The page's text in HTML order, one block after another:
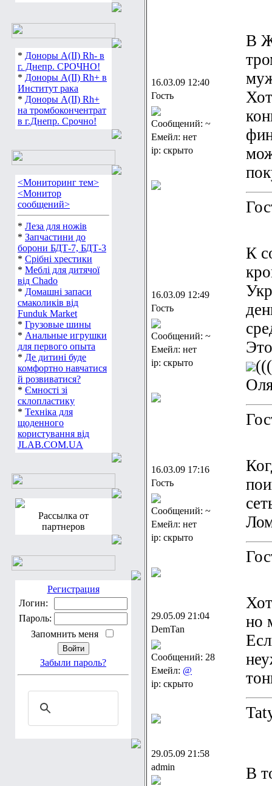
* Доноры А(ІІ) Rh- в
г. Днепр. СРОЧНО!
* Доноры А(ІІ) Rh+ в
Институт рака
* Доноры А(ІІ) Rh+
на тромбокончентрат
в г.Днепр. Срочно!
<Мониторинг тем>
<Монитор
сообщений>
* Леза для ножів
* Запчастини до
борони БДТ-7, БДТ-3
* Срібні хрестики
* Меблі для дитячої
від Chado
* Домашні запаси
смаколиків від
Funduk Market
* Грузовые шины
* Анальные игрушки
для первого опыта
* Де дитині буде
комфортно навчатися
й розвиватися?
* Ємності зі
склопластику
* Техніка для
щоденного
користування від
JLAB.COM.UA
Рассылка от
партнеров
Регистрация
Логин:
Пароль:
Запомнить меня
Забыли пароль?
16.03.09 12:40
Гость
Сообщений: ~
Емейл: нет
ip: скрыто
В
16.03.09 12:49
Гость
Сообщений: ~
Емейл: нет
ip: скрыто
К
(((
16.03.09 17:16
Гость
Сообщений: ~
Емейл: нет
ip: скрыто
29.05.09 21:04
DemTan
Сообщений: 28
Емейл: @
ip: скрыто
но
29.05.09 21:58
admin
В